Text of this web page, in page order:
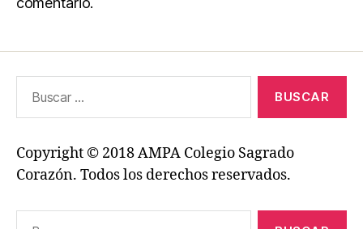
Copyright © 2018 AMPA Colegio Sagrado
Corazón. Todos los derechos reservados.